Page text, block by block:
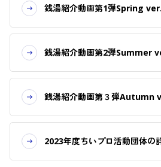
銭湯紹介動画第1弾Spring
銭湯紹介動画第2弾Summer
銭湯紹介動画第３弾Autumn
2023年度ちいプロ活動団体の